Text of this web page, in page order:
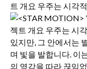
트 개요 우주는 시각적